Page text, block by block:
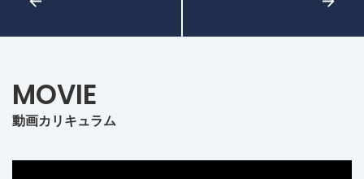
MOVIE
動画カリキュラム